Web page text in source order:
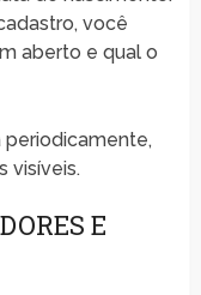
você
aberto e qual o
periodicamente,
visíveis.
E